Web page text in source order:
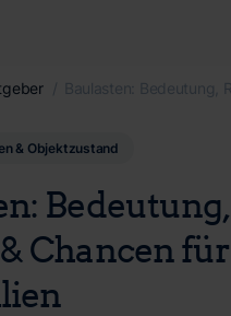
/
& Objektzustand
Bedeutung,
Chancen für